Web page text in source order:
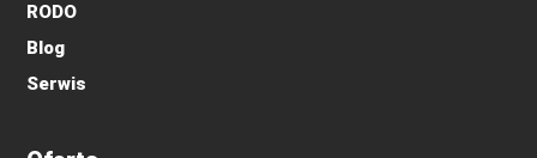
RODO
Blog
Serwis